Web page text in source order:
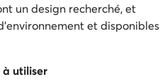
un design recherché, et
et disponibles
utiliser